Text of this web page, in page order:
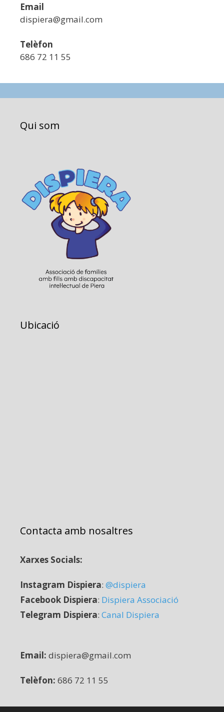
Email
dispiera@gmail.com
Telèfon
686 72 11 55
Qui som
Ubicació
Contacta amb nosaltres
Xarxes Socials:
Instagram Dispiera: @dispiera
Facebook Dispiera: Dispiera Associació
Telegram Dispiera: Canal Dispiera
Email: dispiera@gmail.com
Telèfon: 686 72 11 55